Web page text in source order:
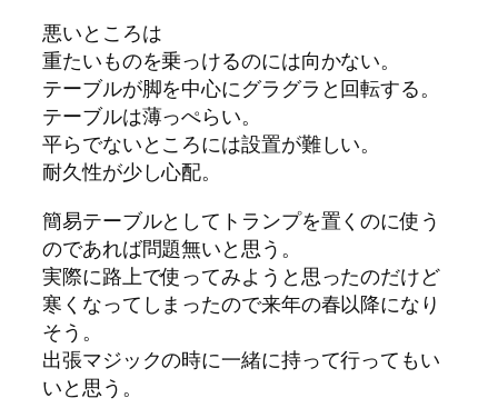
悪いところは
重たいものを乗っけるのには向かない。
テーブルが脚を中心にグラグラと回転する。
テーブルは薄っぺらい。
平らでないところには設置が難しい。
耐久性が少し心配。
簡易テーブルとしてトランプを置くのに使う
のであれば問題無いと思う。
実際に路上で使ってみようと思ったのだけど
寒くなってしまったので来年の春以降になり
そう。
出張マジックの時に一緒に持って行ってもい
いと思う。